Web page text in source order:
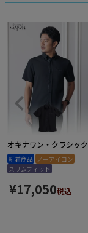
オキナワン・クラシック
新着商品 ノーアイロン
スリムフィット
¥17,050税込